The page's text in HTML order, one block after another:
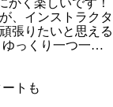
、インストラクタ
張りたいと思える
っくり一つ一つ
れからもお世話
トも